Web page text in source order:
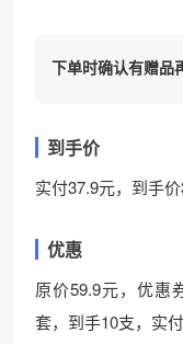
下单时确认有赠品
到手价
实付37.9元，到手价
优惠
原价59.9元，优惠
套，到手10支，实